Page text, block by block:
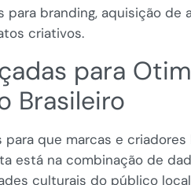
para branding, aquisição
criativos.
para
Brasileiro
que marcas e
está na combinação de
culturais do público